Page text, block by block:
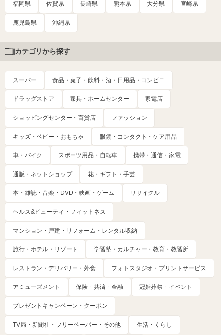
福岡県 佐賀県 長崎県 熊本県 大分県 宮崎県
鹿児島県 沖縄県
カテゴリから探す
スーパー 食品・菓子・飲料・酒・日用品・コンビニ
ドラッグストア 家具・ホームセンター 家電店
ショッピングセンター・百貨店 ファッション
キッズ・ベビー・おもちゃ 眼鏡・コンタクト・ケア用品
車・バイク スポーツ用品・自転車 携帯・通信・家電
通販・ネットショップ 花・ギフト・手芸
本・雑誌・音楽・DVD・映画・ゲーム リサイクル
ヘルス&ビューティ・フィットネス
マンション・戸建・リフォーム・レンタル収納
旅行・ホテル・リゾート 学習塾・カルチャー・教育・教習所
レストラン・デリバリー・外食 フォトスタジオ・プリントサービス
アミューズメント 保険・共済・金融 冠婚葬祭・イベント
プレゼントキャンペーン・クーポン
TV局・新聞社・フリーペーパー・その他 生活・くらし